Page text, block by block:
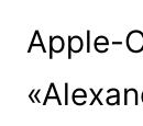
Apple-